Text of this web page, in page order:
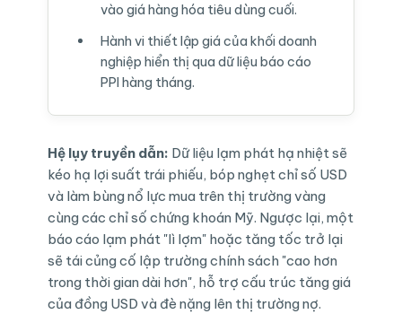
vào giá hàng hóa tiêu dùng cuối.
Hành vi thiết lập giá của khối doanh
nghiệp hiển thị qua dữ liệu báo cáo
PPI hàng tháng.
Hệ lụy truyền dẫn: Dữ liệu lạm phát hạ nhiệt sẽ
kéo hạ lợi suất trái phiếu, bóp nghẹt chỉ số USD
và làm bùng nổ lực mua trên thị trường vàng
cùng các chỉ số chứng khoán Mỹ. Ngược lại, một
báo cáo lạm phát "lì lợm" hoặc tăng tốc trở lại
sẽ tái củng cố lập trường chính sách "cao hơn
trong thời gian dài hơn", hỗ trợ cấu trúc tăng giá
của đồng USD và đè nặng lên thị trường nợ.